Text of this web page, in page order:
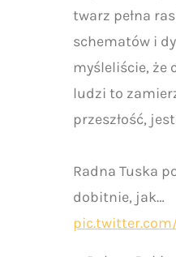
twarz pełna
schematów i
myśleliście, że
ludzi to
przeszłość,
Radna Tuska
dobitnie, jak…